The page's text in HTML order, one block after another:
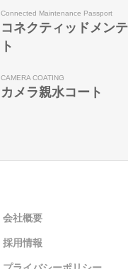
Connected Maintenance Passport
コネクティッドメン
ト
CAMERA COATING
カメラ親水コート
会社概要
採用情報